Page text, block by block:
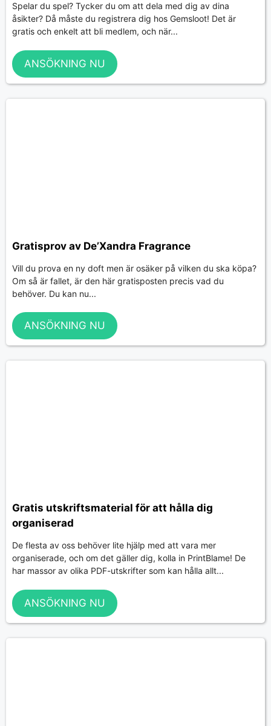
Spelar du spel? Tycker du om att dela med dig av dina
åsikter? Då måste du registrera dig hos Gemsloot! Det är
gratis och enkelt att bli medlem, och när...
ANSÖKNING NU
Gratisprov av De’Xandra Fragrance
Vill du prova en ny doft men är osäker på vilken du ska köpa?
Om så är fallet, är den här gratisposten precis vad du
behöver. Du kan nu...
ANSÖKNING NU
Gratis utskriftsmaterial för att hålla dig
organiserad
De flesta av oss behöver lite hjälp med att vara mer
organiserade, och om det gäller dig, kolla in PrintBlame! De
har massor av olika PDF-utskrifter som kan hålla allt...
ANSÖKNING NU